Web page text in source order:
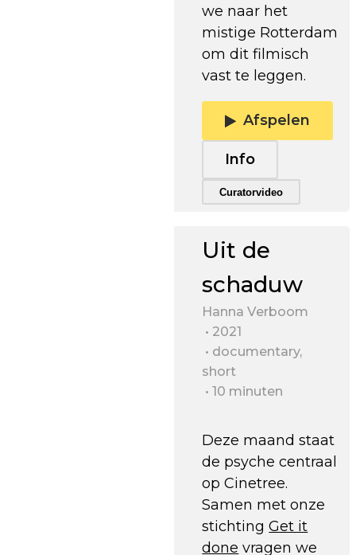
we naar het
mistige Rotterdam
om dit filmisch
vast te leggen.
Afspelen
Info
Curatorvideo
Uit de
schaduw
Hanna Verboom
2021
documentary,
short
10 minuten
Deze maand staat
de psyche centraal
op Cinetree.
Samen met onze
stichtingGet it
done vragen we